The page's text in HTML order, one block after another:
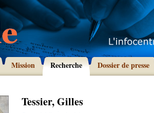
Mission Recherche Dossier de presse
Tessier, Gilles